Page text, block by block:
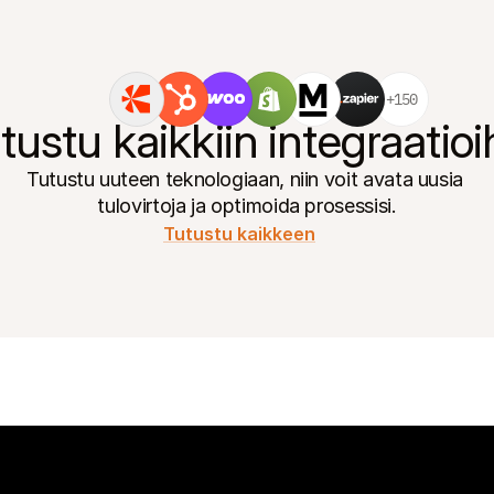
+150
kaikkiin
Tutustu uuteen teknologiaan, niin voit avata uusia
tulovirtoja ja optimoida prosessisi.
Tutustu kaikkeen